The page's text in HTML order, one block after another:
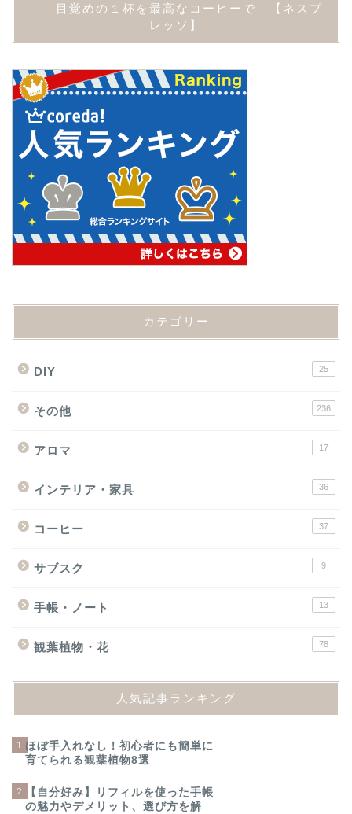
目覚めの１杯を最高なコーヒーで 【ネスプ
レッソ】
カテゴリー
DIY 25
その他 236
アロマ 17
インテリア・家具 36
コーヒー 37
サブスク 9
手帳・ノート 13
観葉植物・花 78
人気記事ランキング
1 ほぼ手入れなし！初心者にも簡単に
育てられる観葉植物8選
2
【自分好み】リフィルを使った手帳
の魅力やデメリット、選び方を解